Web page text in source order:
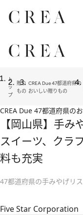
ト
ッ
プ
贈り
もの
CREA Due 47都道府県の
おいしい贈りもの
CREA Due 47都道府県の
【岡山県】手
スイーツ、クラ
料も充実
47都道府県の手みやげリス
Five Star Corporation